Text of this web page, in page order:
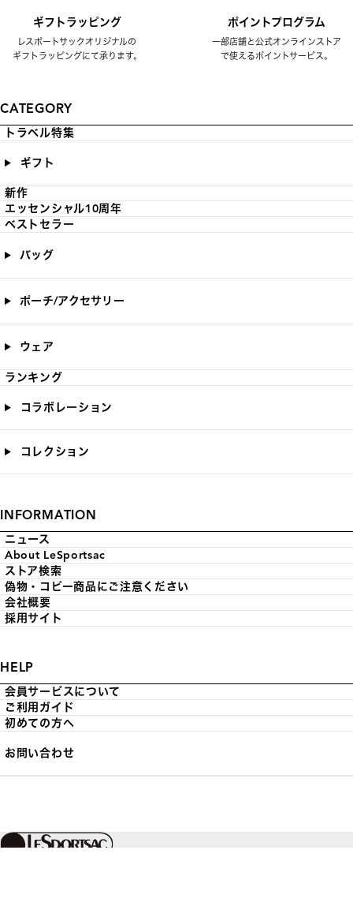
ギフトラッピング
レスポートサックオリジナルの
ギフトラッピングにて承ります。
ポイントプログラム
一部店舗と公式オンラインストア
で使えるポイントサービス。
CATEGORY
トラベル特集
ギフト
新作
エッセンシャル10周年
ベストセラー
バッグ
ポーチ/アクセサリー
ウェア
ランキング
コラボレーション
コレクション
INFORMATION
ニュース
About LeSportsac
ストア検索
偽物・コピー商品にご注意ください
会社概要
採用サイト
HELP
会員サービスについて
ご利用ガイド
初めての方へ
お問い合わせ